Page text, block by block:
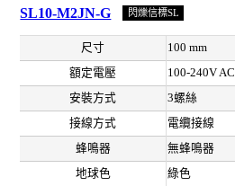
SL10-M2JN-G 閃爍信標SL
尺寸
100 mm
額定電壓
100-240V AC
安裝方式
3螺絲
接線方式
電纜接線
蜂鳴器
無蜂鳴器
地球色
綠色